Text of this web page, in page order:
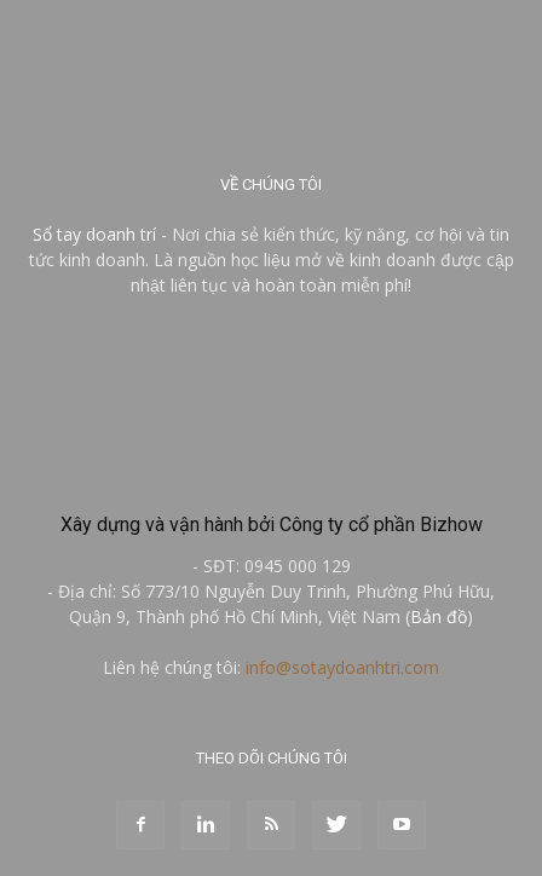
VỀ CHÚNG TÔI
Sổ tay doanh trí - Nơi chia sẻ kiến thức, kỹ năng, cơ hội và tin
tức kinh doanh. Là nguồn học liệu mở về kinh doanh được cập
nhật liên tục và hoàn toàn miễn phí!
Xây dựng và vận hành bởi Công ty cổ phần Bizhow
- SĐT: 0945 000 129
- Địa chỉ: Số 773/10 Nguyễn Duy Trinh, Phường Phú Hữu,
Quận 9, Thành phố Hồ Chí Minh, Việt Nam (Bản đồ)
Liên hệ chúng tôi: info@sotaydoanhtri.com
THEO DÕI CHÚNG TÔI